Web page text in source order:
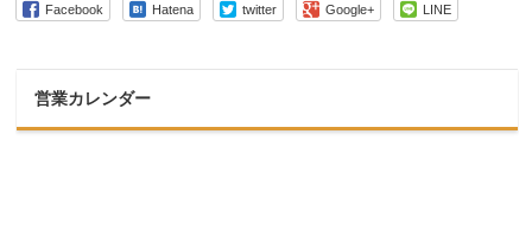
Facebook Hatena twitter Google+ LINE
営業カレンダー